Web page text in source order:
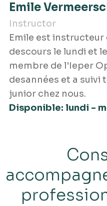
Emile
Instructor
Emile est
descours le lundi et
membre de l'Ieper
desannées et a suivi
junior chez nous.
Disponible: lundi -